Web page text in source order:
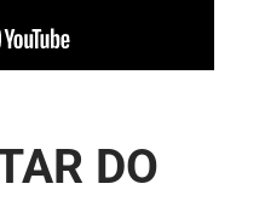
DO